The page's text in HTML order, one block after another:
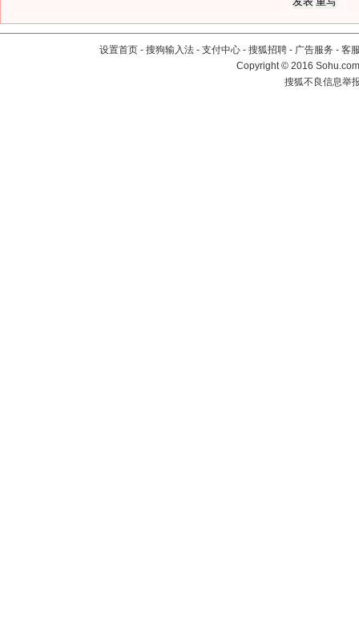
设置首页 - 搜狗输入法 - 支付中心 - 搜狐招聘 - 广告服务 - 客
Copyright©2016
搜狐不良信息举